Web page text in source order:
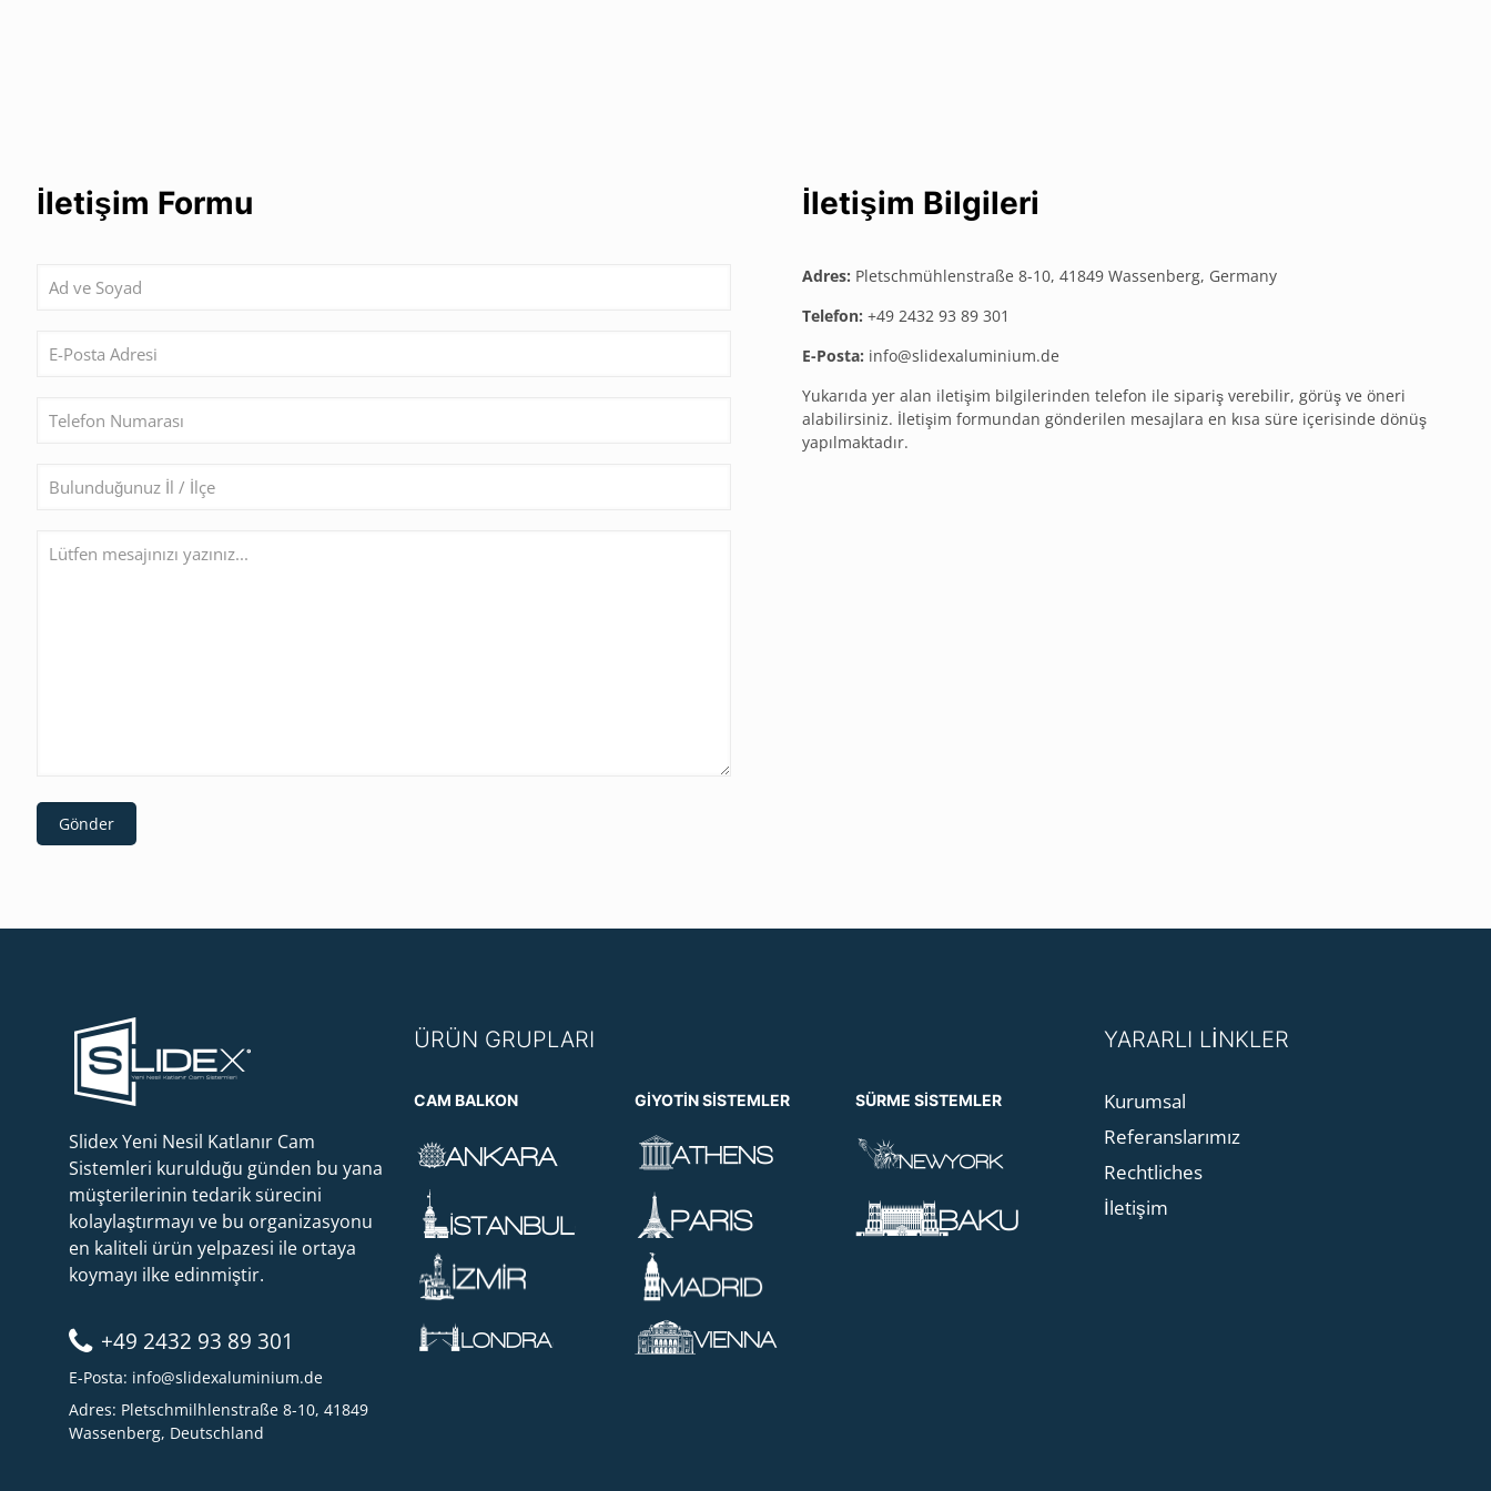
İletişim Formu İletişim Bilgileri
Adres: Pletschmühlenstraße 8-10, 41849 Wassenberg, Germany
Telefon: +49 2432 93 89 301
E-Posta: info@slidexaluminium.de
Yukarıda yer alan iletişim bilgilerinden telefon ile sipariş verebilir, görüş ve öneri
alabilirsiniz. İletişim formundan gönderilen mesajlara en kısa süre içerisinde dönüş
yapılmaktadır.
Slidex Yeni Nesil Katlanır Cam
Sistemleri kurulduğu günden bu yana
müşterilerinin tedarik sürecini
kolaylaştırmayı ve bu organizasyonu
en kaliteli ürün yelpazesi ile ortaya
koymayı ilke edinmiştir.
+49 2432 93 89 301
E-Posta: info@slidexaluminium.de
Adres: Pletschmilhlenstraße 8-10, 41849
Wassenberg, Deutschland
ÜRÜN GRUPLARI
CAM BALKON GIYOTIN SISTEMLER SÜRME SISTEMLER
YARARLI LİNKLER
Kurumsal
Referanslarımız
Rechtliches
İletişim